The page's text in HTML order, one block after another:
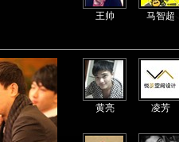
王帅 马智超
黄亮 凌芳